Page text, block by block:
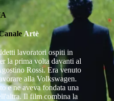
Artè
lavoratori ospiti in
la prima volta davanti al
Rossi. Era venuto
alla Volkswagen.
e ne aveva fondata una
Il film combina la